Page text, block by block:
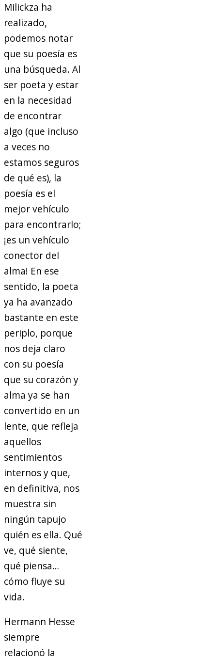
Milickza ha
realizado,
podemos notar
que su poesía es
una búsqueda. Al
ser poeta y estar
en la necesidad
de encontrar
algo (que incluso
a veces no
estamos seguros
de qué es), la
poesía es el
mejor vehículo
para encontrarlo;
¡es un vehículo
conector del
alma! En ese
sentido, la poeta
ya ha avanzado
bastante en este
periplo, porque
nos deja claro
con su poesía
que su corazón y
alma ya se han
convertido en un
lente, que refleja
aquellos
sentimientos
internos y que,
en definitiva, nos
muestra sin
ningún tapujo
quién es ella. Qué
ve, qué siente,
qué piensa…
cómo fluye su
vida.
Hermann Hesse
siempre
relacionó la